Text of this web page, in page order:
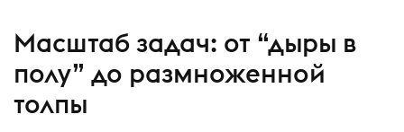
Масштаб задач: от “дыры в
полу” до размноженной
толпы